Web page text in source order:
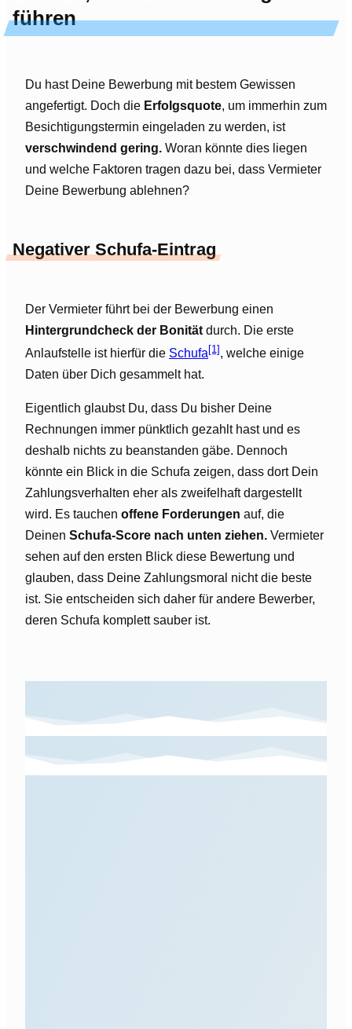
führen
Du hast Deine Bewerbung mit bestem Gewissen
angefertigt. Doch die Erfolgsquote, um immerhin zum
Besichtigungstermin eingeladen zu werden, ist
verschwindend gering. Woran könnte dies liegen
und welche Faktoren tragen dazu bei, dass Vermieter
Deine Bewerbung ablehnen?
Negativer Schufa-Eintrag
Der Vermieter führt bei der Bewerbung einen
Hintergrundcheck der Bonität durch. Die erste
Anlaufstelle ist hierfür die Schufa[1], welche einige
Daten über Dich gesammelt hat.
Eigentlich glaubst Du, dass Du bisher Deine
Rechnungen immer pünktlich gezahlt hast und es
deshalb nichts zu beanstanden gäbe. Dennoch
könnte ein Blick in die Schufa zeigen, dass dort Dein
Zahlungsverhalten eher als zweifelhaft dargestellt
wird. Es tauchen offene Forderungen auf, die
Deinen Schufa-Score nach unten ziehen. Vermieter
sehen auf den ersten Blick diese Bewertung und
glauben, dass Deine Zahlungsmoral nicht die beste
ist. Sie entscheiden sich daher für andere Bewerber,
deren Schufa komplett sauber ist.